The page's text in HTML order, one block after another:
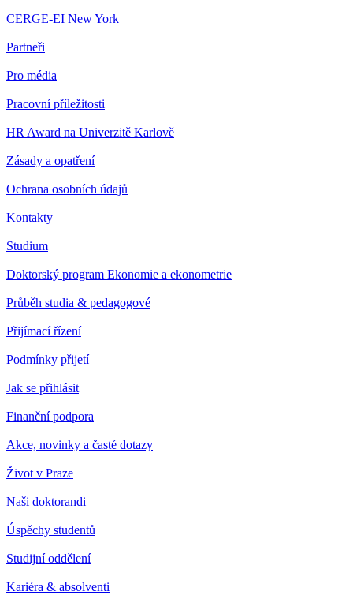
CERGE-EI New York
Partneři
Pro média
Pracovní příležitosti
HR Award na Univerzitě Karlově
Zásady a opatření
Ochrana osobních údajů
Kontakty
Studium
Doktorský program Ekonomie a ekonometrie
Průběh studia & pedagogové
Přijímací řízení
Podmínky přijetí
Jak se přihlásit
Finanční podpora
Akce, novinky a časté dotazy
Život v Praze
Naši doktorandi
Úspěchy studentů
Studijní oddělení
Kariéra & absolventi